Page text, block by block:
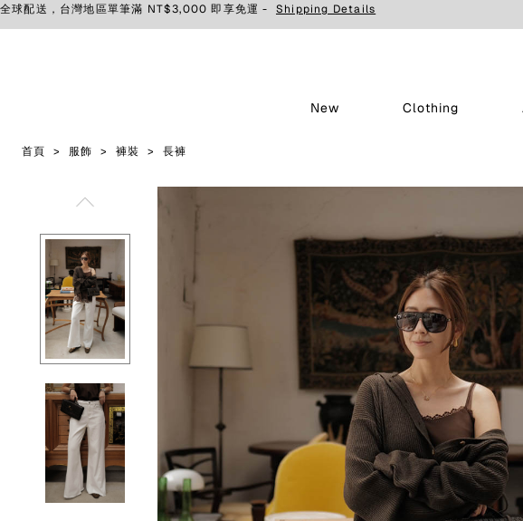
全球配送，台灣地區單筆滿 NT$3,000 即享免運 - Shipping Details
New Clothing
首頁 服飾 褲裝 長褲